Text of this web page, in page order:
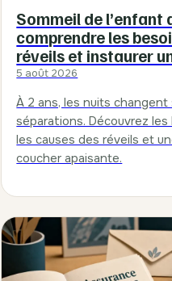
Sommeil de l’enfant
comprendre les
réveils et instaurer
5 août 2026
À 2 ans, les nuits
séparations. Découvrez les
les causes des réveils et
coucher apaisante.